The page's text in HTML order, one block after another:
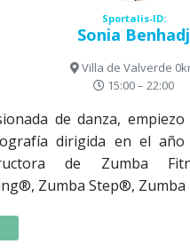
Sportalis-ID:
Sonia Benhadj
Villa de Valverde
15:00 – 22:00
de danza,
dirigida en el año
de Zumba
Zumba Step®, Zumba